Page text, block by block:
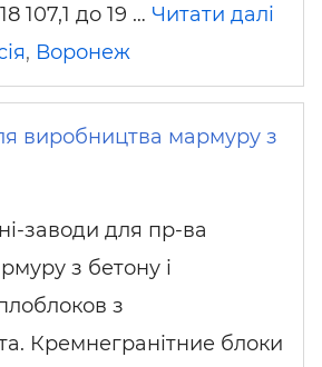
107,1 до 19 … Читати далі
, Воронеж
виробництва мармуру з
заводи для пр-ва
з бетону і
з
Кремнегранітние блоки